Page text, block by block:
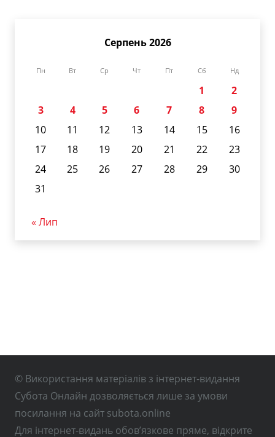
Серпень 2026
Пн Вт Ср Чт Пт Сб Нд
1
2
3
4 5 6 7 8
9
10
11 12 13 14 15
16
17
18 19 20 21 22
23
24
25 26 27 28 29
30
31
« Лип
© Використання матеріалів з інтернет-видання
Субота Онлайн дозволяється лише за умови
посилання на сайт subota.online
Для інтернет-видань обов’язкове пряме, відкрите